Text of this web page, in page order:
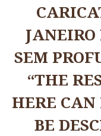
JANEIRO
SEM
“THE
HERE
BE